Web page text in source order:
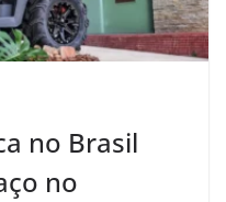
no Brasil
no